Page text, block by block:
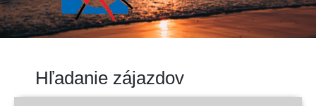
Hľadanie zájazdov